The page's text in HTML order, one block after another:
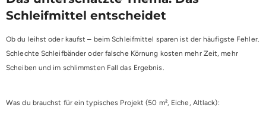
Schleifmittel entscheidet
Ob du leihst oder kaufst – beim Schleifmittel sparen ist der häufigste Fehler.
Schlechte Schleifbänder oder falsche Körnung kosten mehr Zeit, mehr
Scheiben und im schlimmsten Fall das Ergebnis.
Was du brauchst für ein typisches Projekt (50 m², Eiche, Altlack):